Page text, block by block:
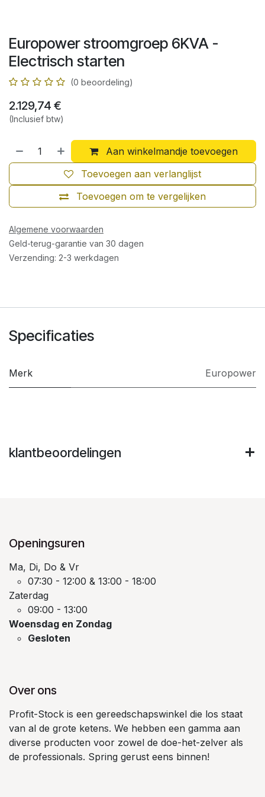
Europower stroomgroep 6KVA -
Electrisch starten
(0 beoordeling)
2.129,74 €
(Inclusief btw)
Aan winkelmandje toevoegen
Toevoegen om te vergelijken
Toevoegen aan verlanglijst
Algemene voorwaarden
Geld-terug-garantie van 30 dagen
Verzending: 2-3 werkdagen
Specificaties
Merk Europower
klantbeoordelingen
Openingsuren
Ma, Di, Do & Vr
07:30 - 12:00 & 13:00 - 18:00
Zaterdag
09:00 - 13:00
Woensdag en Zondag
Gesloten
Over ons
Profit-Stock is een gereedschapswinkel die los staat
van al de grote ketens. We hebben een gamma aan
diverse producten voor zowel de doe-het-zelver als
de professionals. Spring gerust eens binnen!